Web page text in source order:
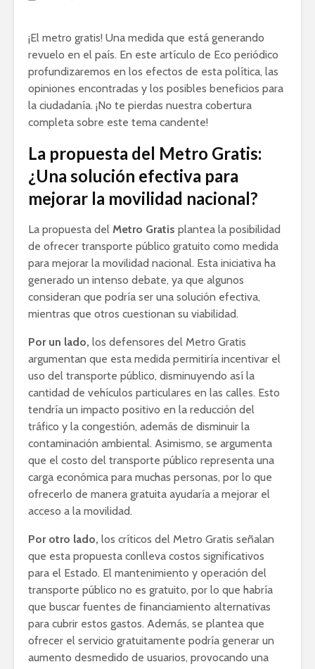
¡El metro gratis! Una medida que está generando
revuelo en el país. En este artículo de Eco periódico
profundizaremos en los efectos de esta política, las
opiniones encontradas y los posibles beneficios para
la ciudadanía. ¡No te pierdas nuestra cobertura
completa sobre este tema candente!
La propuesta del Metro Gratis:
¿Una solución efectiva para
mejorar la movilidad nacional?
La propuesta del Metro Gratis plantea la posibilidad
de ofrecer transporte público gratuito como medida
para mejorar la movilidad nacional. Esta iniciativa ha
generado un intenso debate, ya que algunos
consideran que podría ser una solución efectiva,
mientras que otros cuestionan su viabilidad.
Por un lado, los defensores del Metro Gratis
argumentan que esta medida permitiría incentivar el
uso del transporte público, disminuyendo así la
cantidad de vehículos particulares en las calles. Esto
tendría un impacto positivo en la reducción del
tráfico y la congestión, además de disminuir la
contaminación ambiental. Asimismo, se argumenta
que el costo del transporte público representa una
carga económica para muchas personas, por lo que
ofrecerlo de manera gratuita ayudaría a mejorar el
acceso a la movilidad.
Por otro lado, los críticos del Metro Gratis señalan
que esta propuesta conlleva costos significativos
para el Estado. El mantenimiento y operación del
transporte público no es gratuito, por lo que habría
que buscar fuentes de financiamiento alternativas
para cubrir estos gastos. Además, se plantea que
ofrecer el servicio gratuitamente podría generar un
aumento desmedido de usuarios, provocando una